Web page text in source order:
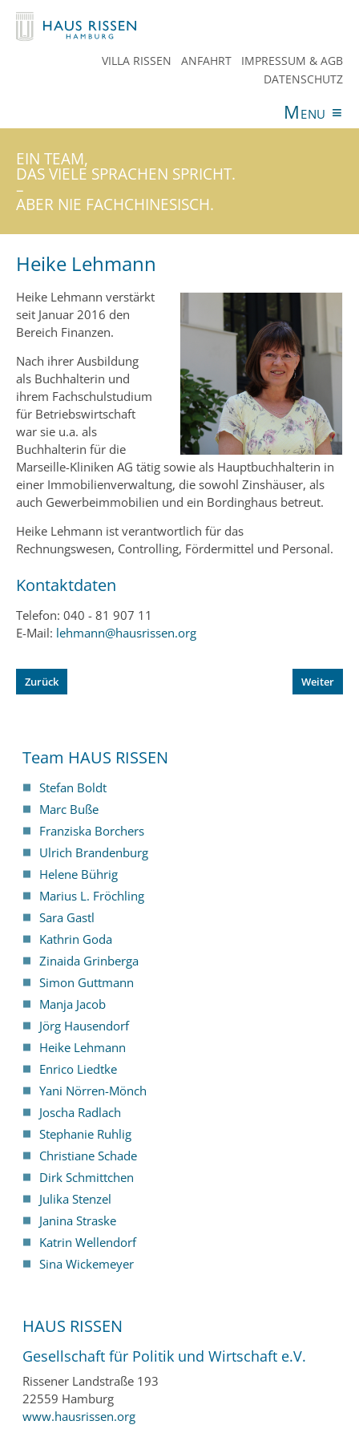
VILLA RISSEN ANFAHRT
IMPRESSUM & AGB
DATENSCHUTZ
Menu ≡
ANGEBOTE VERANSTALTUNGEN
AKTUELLES
SPENDEN
EIN TEAM,
DAS VIELE SPRACHEN SPRICHT.
–
ABER NIE FACHCHINESISCH.
Heike Lehmann
Heike Lehmann verstärkt
seit Januar 2016 den
Bereich Finanzen.
Nach ihrer Ausbildung
als Buchhalterin und
ihrem Fachschulstudium
für Betriebswirtschaft
war sie u.a. als
Buchhalterin für die
Marseille-Kliniken AG tätig sowie als Hauptbuchhalterin in
einer Immobilienverwaltung, die sowohl Zinshäuser, als
auch Gewerbeimmobilien und ein Bordinghaus betreut.
Heike Lehmann ist verantwortlich für das
Rechnungswesen, Controlling, Fördermittel und Personal.
Kontaktdaten
Telefon: 040 - 81 907 11
E-Mail: lehmann@hausrissen.org
Zurück Weiter
Team HAUS RISSEN
Stefan Boldt
Marc Buße
Franziska Borchers
Ulrich Brandenburg
Helene Bührig
Marius L. Fröchling
Sara Gastl
Kathrin Goda
Zinaida Grinberga
Simon Guttmann
Manja Jacob
Jörg Hausendorf
Heike Lehmann
Enrico Liedtke
Yani Nörren-Mönch
Joscha Radlach
Stephanie Ruhlig
Christiane Schade
Dirk Schmittchen
Julika Stenzel
Janina Straske
Katrin Wellendorf
Sina Wickemeyer
HAUS RISSEN
Gesellschaft für Politik und Wirtschaft e.V.
Rissener Landstraße 193
22559 Hamburg
www.hausrissen.org